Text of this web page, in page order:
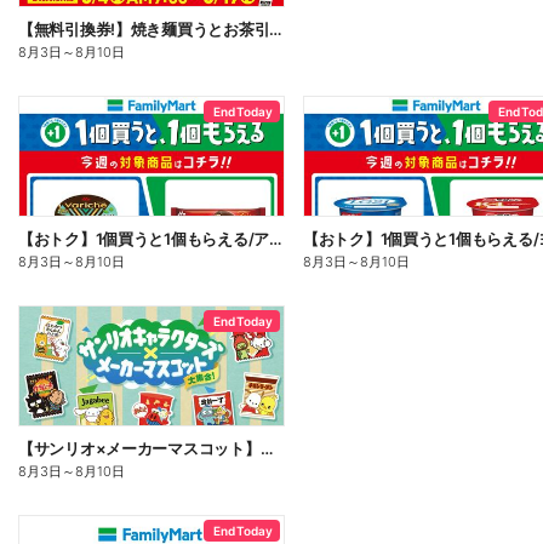
【無料引換券!】焼き麺買うとお茶引換券貰える!
8月3日 ～8月10日
End Today
【おトク】1個買うと1個もらえる/アイス
8月3日 ～8月10日
End
8月3日 ～8月10日
End Today
【サンリオ×メーカーマスコット】オリジナルグッズ貰える!
8月3日 ～8月10日
End Today